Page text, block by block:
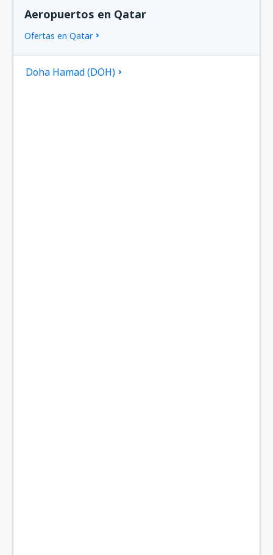
Aeropuertos en Qatar
Ofertas en Qatar
Doha Hamad (DOH)